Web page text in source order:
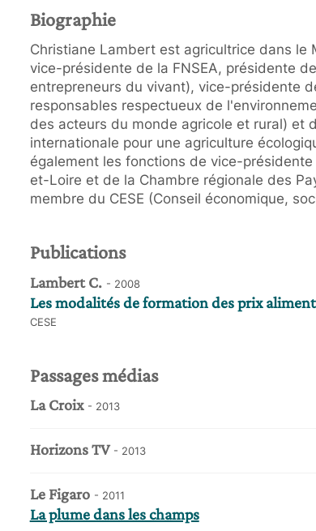
Biographie
Christiane Lambert est agricultrice dans le
vice-présidente de la FNSEA, présidente
entrepreneurs du vivant), vice-présidente
responsables respectueux de
des acteurs du monde agricole et rural) et
internationale pour une agriculture
également les fonctions de vice-
et-Loire et de la Chambre régionale des
membre du CESE (Conseil économique,
Publications
Lambert C. - 2008
Les modalités de formation des prix
CESE
Passages médias
La Croix - 2013
Horizons TV - 2013
Le Figaro - 2011
La plume dans les champs